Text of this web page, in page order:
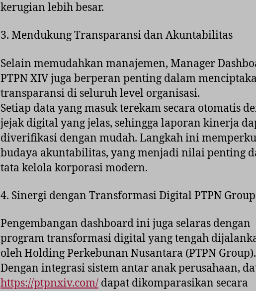
kerugian lebih besar.
3. Mendukung Transparansi dan Akuntabilitas
Selain memudahkan manajemen, Manager
PTPN XIV juga berperan penting dalam
transparansi di seluruh level organisasi.
Setiap data yang masuk terekam secara otomatis
jejak digital yang jelas, sehingga laporan kinerja
diverifikasi dengan mudah. Langkah ini
budaya akuntabilitas, yang menjadi nilai penting
tata kelola korporasi modern.
4. Sinergi dengan Transformasi Digital PTPN Group
Pengembangan dashboard ini juga selaras dengan
program transformasi digital yang tengah
oleh Holding Perkebunan Nusantara (PTPN Group).
Dengan integrasi sistem antar anak perusahaan,
https://ptpnxiv.com/ dapat dikomparasikan secara